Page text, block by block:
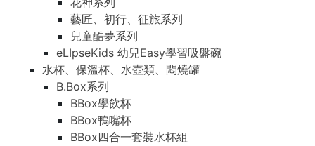
藝匠、初行、征旅系列
兒童酷夢系列
eLIpseKids 幼兒Easy學習吸盤碗
水杯、保溫杯、水壺類、悶燒罐
B.Box系列
BBox學飲杯
BBox鴨嘴杯
BBox四合一套裝水杯組